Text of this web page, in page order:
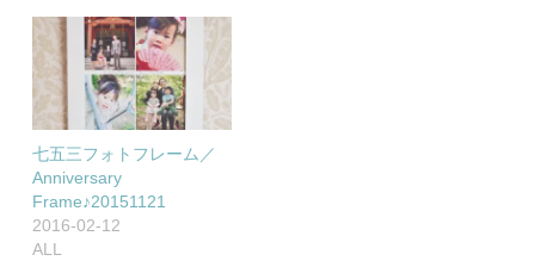
七五三フォトフレーム／
Anniversary
Frame♪20151121
2016-02-12
ALL